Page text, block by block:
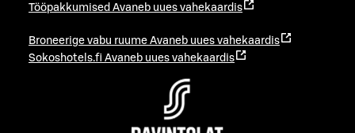
Tööpakkumised Avaneb uues vahekaardis
Broneerige vabu ruume Avaneb uues vahekaardis
Sokoshotels.fi Avaneb uues vahekaardis